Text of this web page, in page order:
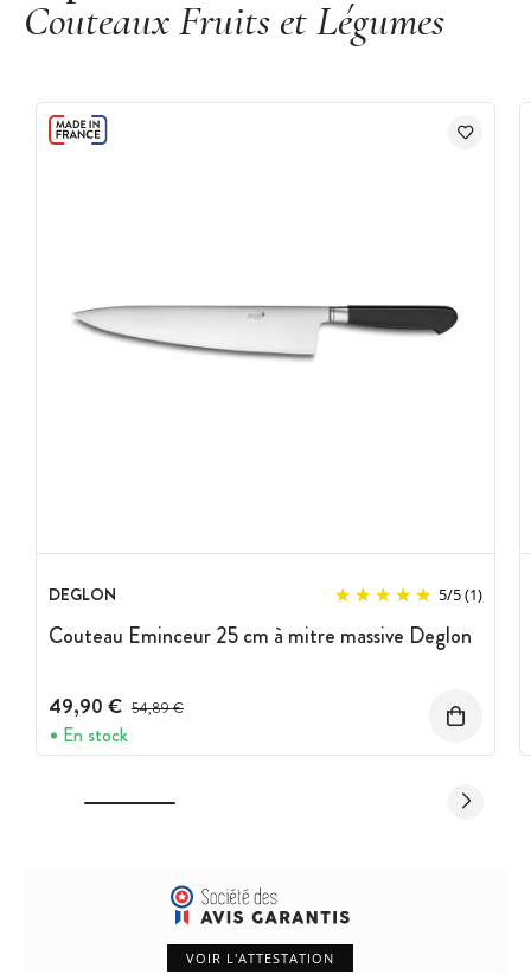
Couteaux Fruits et Légumes
DEGLON 5/5(1)
Couteau Eminceur 25 cm à mitre massive Deglon
49,90 € Prix avant réduction :
54,89 €
En stock
VOIR L'ATTESTATION